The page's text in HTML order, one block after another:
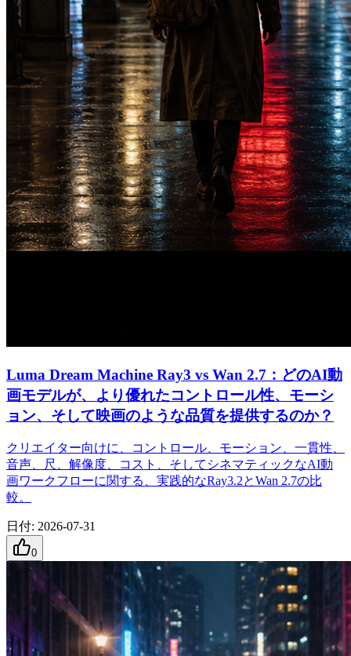
Luma Dream Machine Ray3 vs Wan 2.7：どのAI動
画モデルが、より優れたコントロール性、モーシ
ョン、そして映画のような品質を提供するのか？
クリエイター向けに、コントロール、モーション、一貫性、
音声、尺、解像度、コスト、そしてシネマティックなAI動
画ワークフローに関する、実践的なRay3.2とWan 2.7の比
較。
日付: 2026-07-31
0